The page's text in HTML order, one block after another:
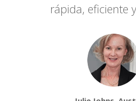
rápida, eficiente